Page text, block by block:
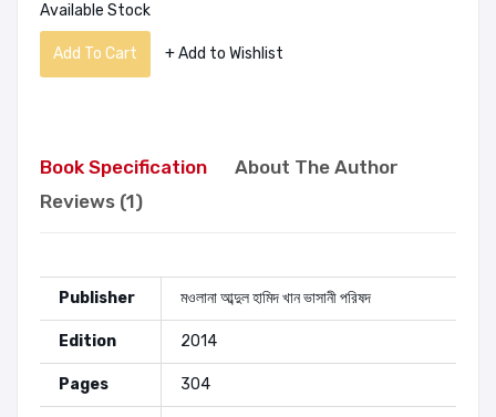
Available Stock
Add To Cart + Add to Wishlist
Book Specification
About The Author
Reviews (1)
Publisher মওলানা আব্দুল হামিদ খান ভাসানী পরিষদ
Edition 2014
Pages 304